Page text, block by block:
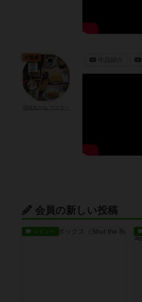
作品紹介
大賢者
会員の新しい投稿
レビュー